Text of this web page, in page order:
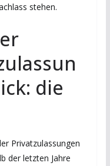
stehen.
die
Privatzulassungen
der letzten Jahre